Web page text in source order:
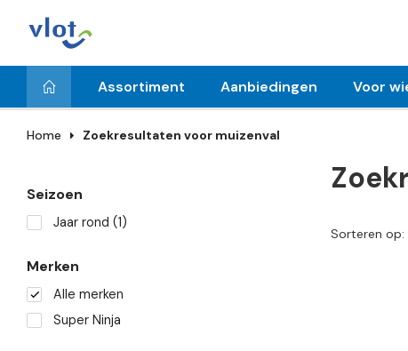
Assortiment Aanbiedingen Voor
Home Zoekresultaten voor muizenval
Seizoen
Jaar rond(1)
Merken
Alle merken
Super Ninja
Sorteren op: